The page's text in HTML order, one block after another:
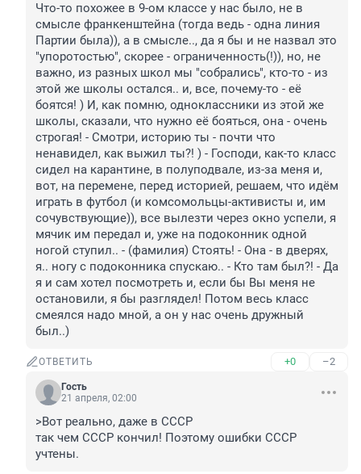
Что-то похожее в 9-ом классе у нас было, не в
смысле франкенштейна (тогда ведь - одна линия
Партии была)), а в смысле.., да я бы и не назвал это
"упоротостью", скорее - ограниченность(!)), но, не
важно, из разных школ мы "собрались", кто-то - из
этой же школы остался.. и, все, почему-то - её
боятся! ) И, как помню, одноклассники из этой же
школы, сказали, что нужно её бояться, она - очень
строгая! - Смотри, историю ты - почти что
ненавидел, как выжил ты?! ) - Господи, как-то класс
сидел на карантине, в полуподвале, из-за меня и,
вот, на перемене, перед историей, решаем, что идём
играть в футбол (и комсомольцы-активисты и, им
сочувствующие)), все вылезти через окно успели, я
мячик им передал и, уже на подоконник одной
ногой ступил.. - (фамилия) Стоять! - Она - в дверях,
я.. ногу с подоконника спускаю.. - Кто там был?! - Да
я и сам хотел посмотреть и, если бы Вы меня не
остановили, я бы разглядел! Потом весь класс
смеялся надо мной, а он у нас очень дружный
был..)
ОТВЕТИТЬ +0 –2
Гость
21 апреля, 02:00
>Вот реально, даже в СССР
так чем СССР кончил! Поэтому ошибки СССР
учтены.